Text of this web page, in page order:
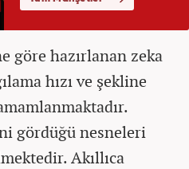
göre hazırlanan zeka
hızı ve şekline
gördüğü nesneleri
Akıllıca